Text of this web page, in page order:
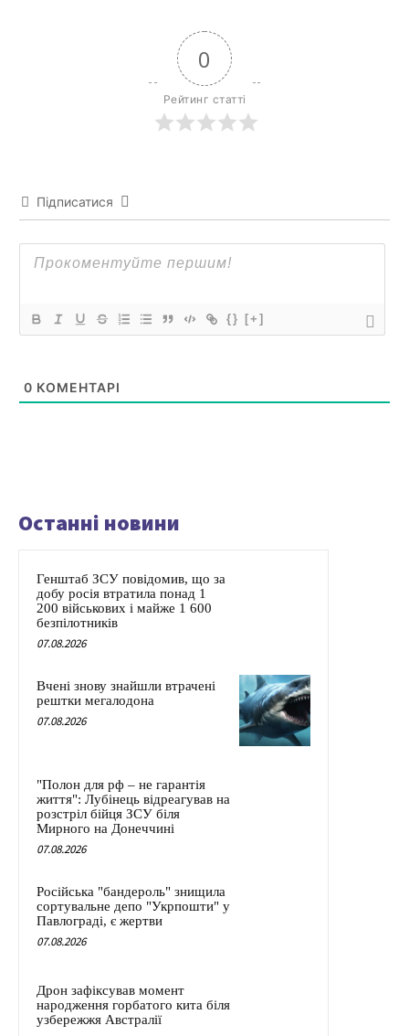
0
Рейтинг статті
Підписатися
{} [+]
0 КОМЕНТАРІ
Останні новини
Генштаб ЗСУ повідомив, що за
добу росія втратила понад 1
200 військових і майже 1 600
безпілотників
07.08.2026
Вчені знову знайшли втрачені
рештки мегалодона
07.08.2026
"Полон для рф – не гарантія
життя": Лубінець відреагував на
розстріл бійця ЗСУ біля
Мирного на Донеччині
07.08.2026
Російська "бандероль" знищила
сортувальне депо "Укрпошти" у
Павлограді, є жертви
07.08.2026
Дрон зафіксував момент
народження горбатого кита біля
узбережжя Австралії